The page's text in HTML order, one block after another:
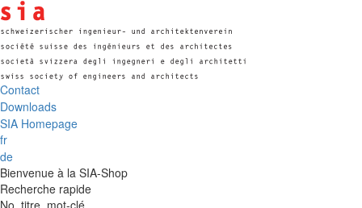
Contact
Downloads
SIA Homepage
fr
de
Bienvenue à la SIA-Shop
Recherche rapide
No, titre, mot-clé